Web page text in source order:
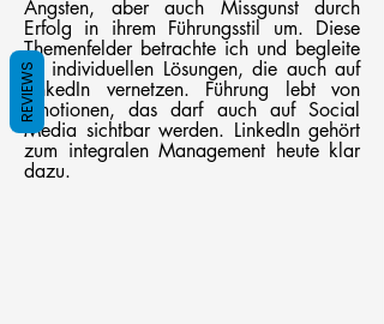
Ängsten, aber auch Missgunst durch
Erfolg in ihrem Führungsstil um. Diese
Themenfelder betrachte ich und begleite
zu individuellen Lösungen, die auch auf
LinkedIn vernetzen. Führung lebt von
Emotionen, das darf auch auf Social
Media sichtbar werden. LinkedIn gehört
zum integralen Management heute klar
dazu.
REVIEWS